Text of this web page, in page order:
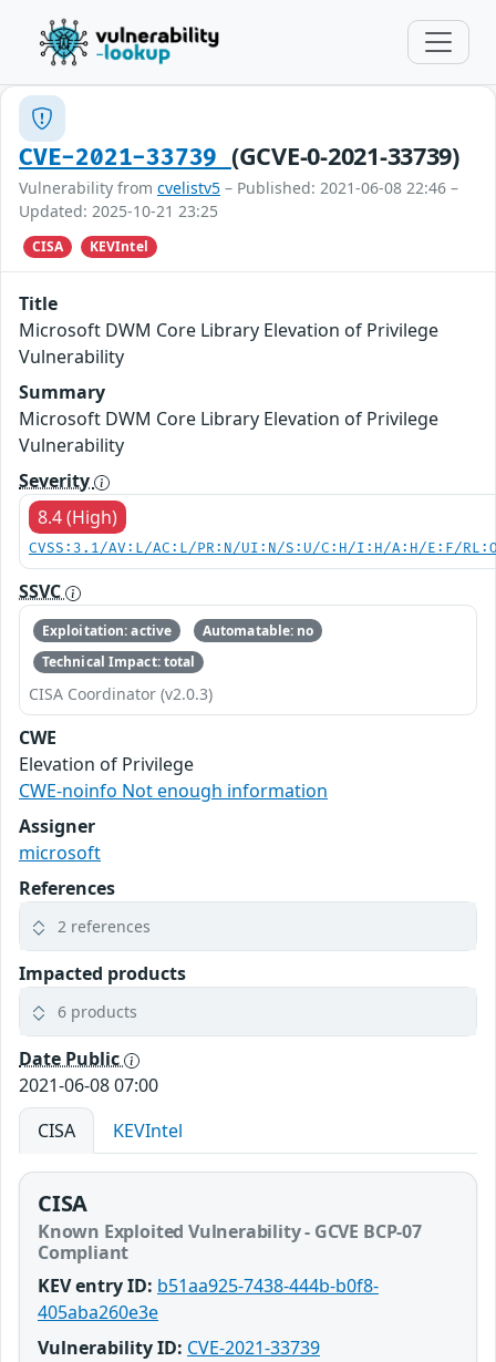
CVE-2021-33739 (GCVE-0-2021-33739)
Vulnerability from cvelistv5 – Published: 2021-06-08 22:46 –
Updated: 2025-10-21 23:25
CISA KEVIntel
Title
Microsoft DWM Core Library Elevation of Privilege
Vulnerability
Summary
Microsoft DWM Core Library Elevation of Privilege
Vulnerability
Severity
8.4 (High)
CVSS:3.1/AV:L/AC:L/PR:N/UI:N/S:U/C:H/I:H/A:H/E:F/
SSVC
Exploitation: active
Automatable: no
Technical Impact: total
CISA Coordinator (v2.0.3)
CWE
Elevation of Privilege
CWE-noinfo Not enough information
Assigner
microsoft
References
2 references
Impacted products
6 products
Date Public
2021-06-08 07:00
CISA
KEVIntel
CISA
Known Exploited Vulnerability - GCVE BCP-07
Compliant
KEV entry ID: b51aa925-7438-444b-b0f8-
405aba260e3e
Vulnerability ID: CVE-2021-33739